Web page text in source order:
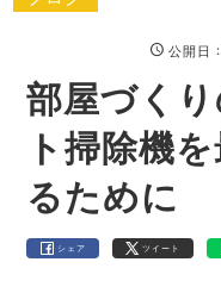
公開日
部屋づく
ト掃除機
るために
シェア ツイート